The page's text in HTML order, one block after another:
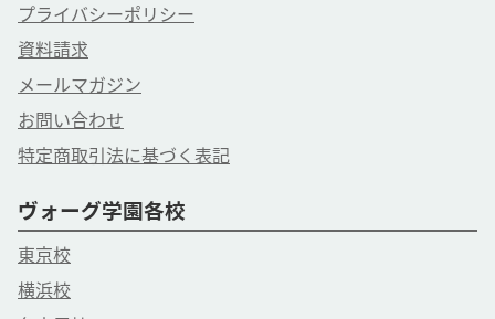
プライバシーポリシー
資料請求
メールマガジン
お問い合わせ
特定商取引法に基づく表記
ヴォーグ学園各校
東京校
横浜校